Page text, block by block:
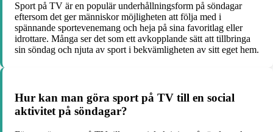
Sport på TV är en populär underhållningsform på söndagar
eftersom det ger människor möjligheten att följa med i
spännande sportevenemang och heja på sina favoritlag eller
idrottare. Många ser det som ett avkopplande sätt att tillbringa
sin söndag och njuta av sport i bekvämligheten av sitt eget hem.
Hur kan man göra sport på TV till en social
aktivitet på söndagar?